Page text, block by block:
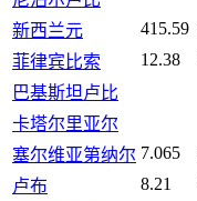
新西兰元
415.59
菲律宾比索
12.38
巴基斯坦卢比
卡塔尔里亚尔
塞尔维亚第纳尔 7.065
卢布
8.21